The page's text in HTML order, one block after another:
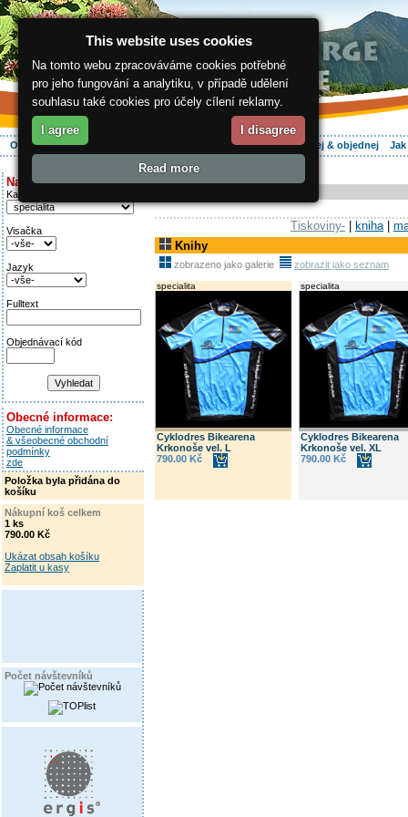
O regionu Aktivně Ubytování Hledej & objednej
Najděte si:
Kategorie
Visačka
Jazyk
Fulltext
Objednávací kód
Obecné informace:
Obecné informace
& všeobecné obchodní
podmínky
zde
Položka byla přidána do
košíku
Nákupní koš celkem
1 ks
790.00 Kč
Ukázat obsah košíku
Zaplatit u kasy
Počet návštevníků
ergis.cz>
Tiskoviny- kniha|
Knihy
zobrazeno jako galerie zobrazit jako seznam
specialita
Cyklodres Bikearena
Krkonoše vel. L
790.00 Kč
specialita
Cyklodres Bikearena
Krkonoše vel. XL
790.00 Kč
This website uses cookies
Na tomto webu zpracováváme cookies potřebné
pro jeho fungování a analytiku, v případě udělení
souhlasu také cookies pro účely cílení reklamy.
I agree I disagree
Read more